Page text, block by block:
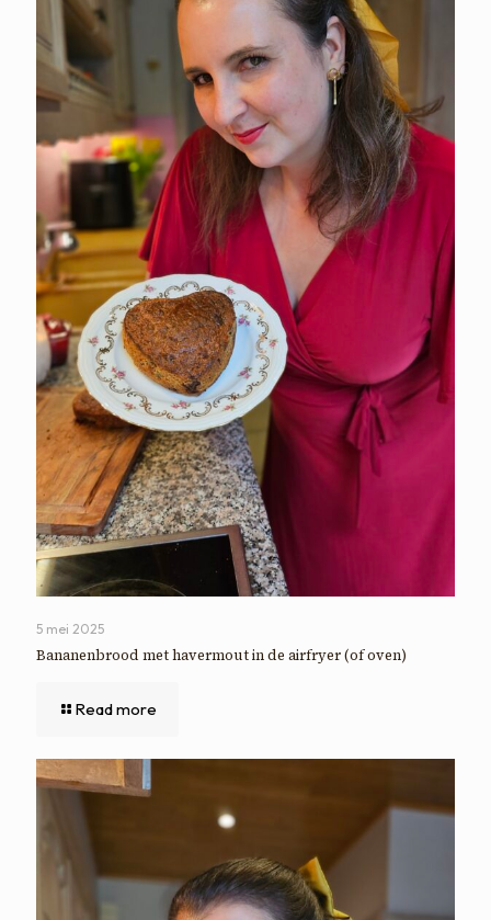
5 mei 2025
Bananenbrood met havermout in de airfryer (of oven)
Read more